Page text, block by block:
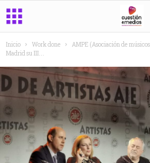
Inicio Work done
AMPE (Asociación de
Madrid su III...